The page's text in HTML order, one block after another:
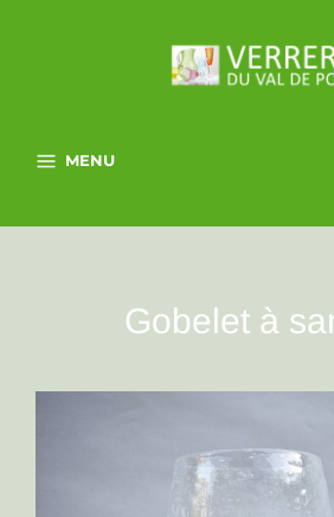
MENU
Gobelet à